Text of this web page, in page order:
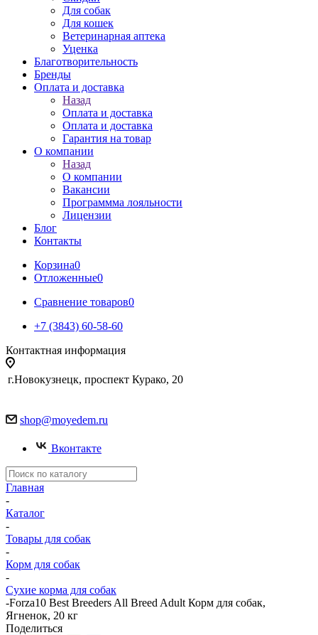
Для собак
Для кошек
Ветеринарная аптека
Уценка
Благотворительность
Бренды
Оплата и доставка
Назад
Оплата и доставка
Оплата и доставка
Гарантия на товар
О компании
Назад
О компании
Вакансии
Программма лояльности
Лицензии
Блог
Контакты
Корзина0
Отложенные0
Сравнение товаров0
+7 (3843) 60-58-60
Контактная информация
г.Новокузнецк, проспект Курако, 20
shop@moyedem.ru
Вконтакте
Главная
-
Каталог
-
Товары для собак
-
Корм для собак
-
Сухие корма для собак
-Forza10 Best Breeders All Breed Adult Корм для собак,
Ягненок, 20 кг
Поделиться